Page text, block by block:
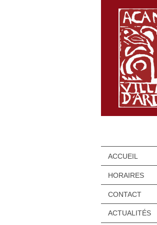
ACCUEIL
HORAIRES
CONTACT
ACTUALITÉS